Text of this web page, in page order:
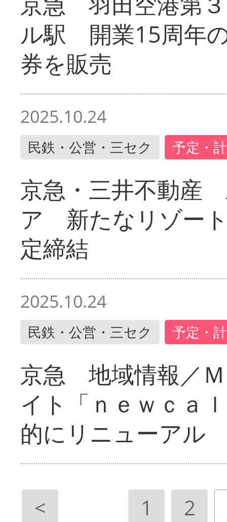
ル駅 開業15周年
券を販売
2025.10.24
民鉄・公営・三セク 予定・
京急・三井不動産
ア 新たなリゾー
定締結
2025.10.24
民鉄・公営・三セク 予定・
京急 地域情報／
イト「ｎｅｗｃａ
的にリニューアル
< 1 2